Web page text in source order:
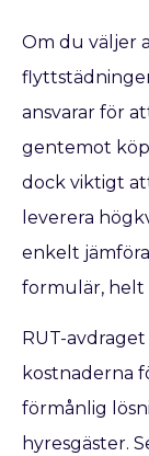
Om du väljer
ansvarar för
gentemot
dock viktigt
leverera
enkelt
formulär, helt
RUT-
kostnaderna
förmånlig
hyresgäster.